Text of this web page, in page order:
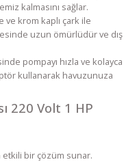
kalmasını sağlar.
ve krom kaplı çark ile
uzun ömürlüdür ve dış
pompayı hızla ve kolayca
kullanarak havuzunuza
220 Volt 1 HP
etkili bir çözüm sunar.